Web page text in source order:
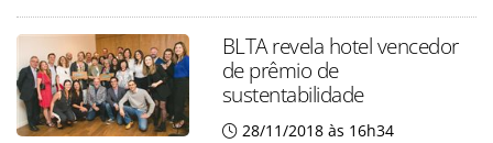
BLTA revela hotel vencedor
de prêmio de
sustentabilidade
28/11/2018 às 16h34